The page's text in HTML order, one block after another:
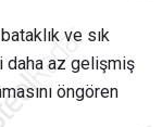
ve sık
daha az gelişmiş
öngören